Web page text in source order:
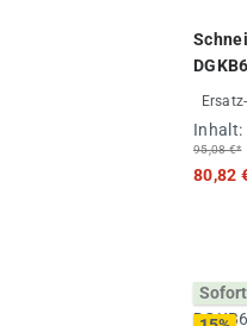
Inhalt:
95,08 €*
80,82